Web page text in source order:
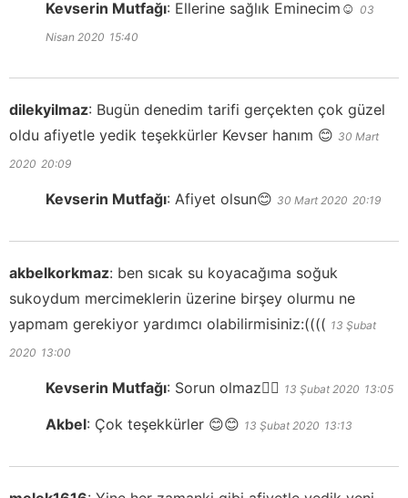
Kevserin Mutfağı: Ellerine sağlık Eminecim☺️ 03
Nisan 2020 15:40
dilekyilmaz: Bugün denedim tarifi gerçekten çok güzel
oldu afiyetle yedik teşekkürler Kevser hanım 😊 30 Mart
2020 20:09
Kevserin Mutfağı: Afiyet olsun😊 30 Mart 2020 20:19
akbelkorkmaz: ben sıcak su koyacağıma soğuk
sukoydum mercimeklerin üzerine birşey olurmu ne
yapmam gerekiyor yardımcı olabilirmisiniz:(((( 13 Şubat
2020 13:00
Kevserin Mutfağı: Sorun olmaz👍🏻 13 Şubat 2020 13:05
Akbel: Çok teşekkürler 😊😊 13 Şubat 2020 13:13